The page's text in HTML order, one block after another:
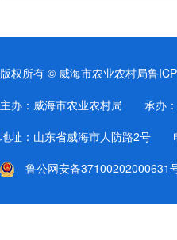
版权所有 © 威海市农业农村局鲁
主办：威海市农业农村局 承办
地址：山东省威海市人防路2号
鲁公网安备37100202000631